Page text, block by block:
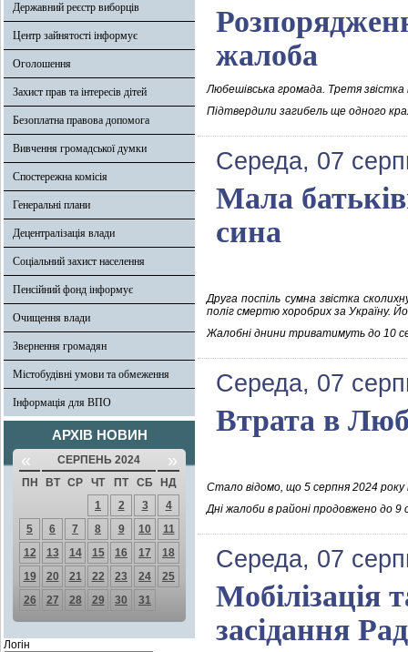
Державний реєстр виборців
Центр зайнятості інформує
Оголошення
Захист прав та інтересів дітей
Безоплатна правова допомога
Вивчення громадської думки
Спостережна комісія
Генеральні плани
Децентралізація влади
Соціальний захист населення
Пенсійний фонд інформує
Очищення влади
Звернення громадян
Містобудівні умови та обмеження
Інформація для ВПО
АРХІВ НОВИН
« СЕРПЕНЬ 2024 »
ПН ВТ СР ЧТ ПТ СБ
НД
1
2 3
4
5
6 7 8 9 10
11
12
13 14 15 16 17
18
19
20 21 22 23 24
25
26
27 28 29 30 31
Логін
жалоба
Любешівська громада. Третя
Підтвердили загибель ще одного
Середа, 07
Мала
сина
Друга поспіль сумна звістка
поліг смертю хоробрих за Україну.
Жалобні днини триватимуть до 10
Середа, 07
Втрата в
Стало відомо, що 5 серпня 2024 року
Дні жалоби в районі продовжено до 9
Середа, 07
Мобілізація
засідання